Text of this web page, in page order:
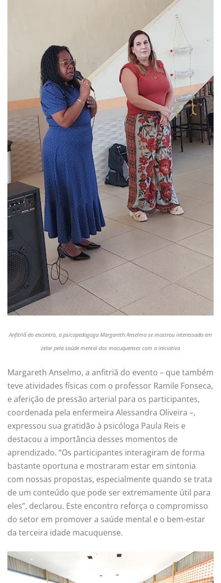
Anfitriã do encontro, a psicopedagoga Margareth Anselmo se mostrou interessada em
zelar pela saúde mental dos macuquenses com a iniciativa
Margareth Anselmo, a anfitriã do evento – que também
teve atividades físicas com o professor Ramile Fonseca,
e aferição de pressão arterial para os participantes,
coordenada pela enfermeira Alessandra Oliveira –,
expressou sua gratidão à psicóloga Paula Reis e
destacou a importância desses momentos de
aprendizado. “Os participantes interagiram de forma
bastante oportuna e mostraram estar em sintonia
com nossas propostas, especialmente quando se trata
de um conteúdo que pode ser extremamente útil para
eles”, declarou. Este encontro reforça o compromisso
do setor em promover a saúde mental e o bem-estar
da terceira idade macuquense.